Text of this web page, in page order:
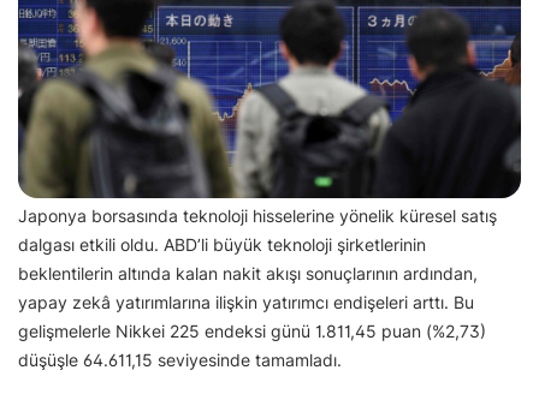
Japonya borsasında teknoloji hisselerine yönelik küresel satış
dalgası etkili oldu. ABD’li büyük teknoloji şirketlerinin
beklentilerin altında kalan nakit akışı sonuçlarının ardından,
yapay zekâ yatırımlarına ilişkin yatırımcı endişeleri arttı. Bu
gelişmelerle Nikkei 225 endeksi günü 1.811,45 puan (%2,73)
düşüşle 64.611,15 seviyesinde tamamladı.